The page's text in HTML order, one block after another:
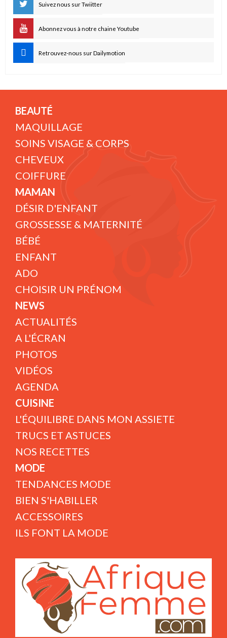
Suivez nous sur Twiitter
Abonnez vous à notre chaine Youtube
Retrouvez-nous sur Dailymotion
BEAUTÉ
MAQUILLAGE
SOINS VISAGE & CORPS
CHEVEUX
COIFFURE
MAMAN
DÉSIR D'ENFANT
GROSSESSE & MATERNITÉ
BÉBÉ
ENFANT
ADO
CHOISIR UN PRÉNOM
NEWS
ACTUALITÉS
A L'ÉCRAN
PHOTOS
VIDÉOS
AGENDA
CUISINE
L'ÉQUILIBRE DANS MON ASSIETE
TRUCS ET ASTUCES
NOS RECETTES
MODE
TENDANCES MODE
BIEN S'HABILLER
ACCESSOIRES
ILS FONT LA MODE